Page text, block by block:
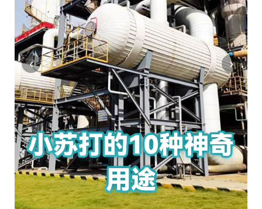
‹ ›